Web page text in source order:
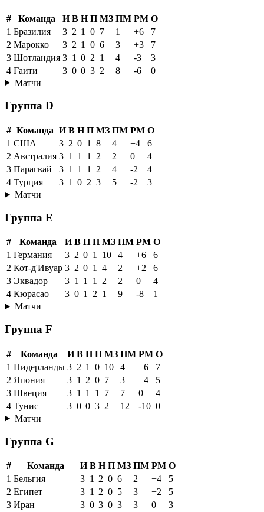
# Команда И В Н П МЗ ПМ РМ О
1 Бразилия 3 2 1 0 7 1 +6
7
2 Марокко 3 2 1 0 6 3 +3
7
3 Шотландия 3 1 0 2 1 4 -3
3
4 Гаити 3 0 0 3 2 8 -6
0
Матчи
Группа D
# Команда И В Н П МЗ ПМ РМ О
1 США 3 2 0 1 8 4 +4
6
2 Австралия 3 1 1 1 2 2 0
4
3 Парагвай 3 1 1 1 2 4 -2
4
4 Турция 3 1 0 2 3 5 -2
3
Матчи
Группа E
# Команда И В Н П МЗ ПМ РМ О
1 Германия 3 2 0 1 10 4 +6
6
2 Кот-д'Ивуар 3 2 0 1 4 2 +2
6
3 Эквадор 3 1 1 1 2 2 0
4
4 Кюрасао 3 0 1 2 1 9 -8
1
Матчи
Группа F
# Команда И В Н П МЗ ПМ РМ О
1 Нидерланды 3 2 1 0 10 4 +6
7
2 Япония 3 1 2 0 7 3 +4
5
3 Швеция 3 1 1 1 7 7 0
4
4 Тунис 3 0 0 3 2 12 -10 0
Матчи
Группа G
# Команда И В Н П МЗ ПМ РМ О
1 Бельгия 3 1 2 0 6 2 +4
5
2 Египет 3 1 2 0 5 3 +2
5
3 Иран 3 0 3 0 3 3 0
3